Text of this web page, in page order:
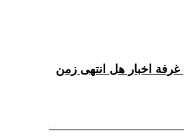
غرفة اخبار هل انتهى زمن